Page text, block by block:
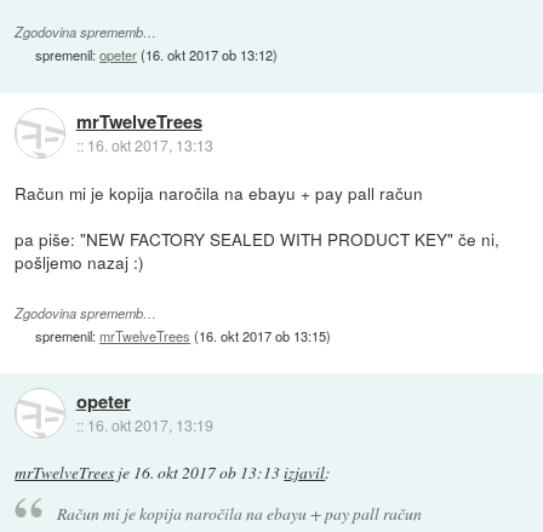
Zgodovina sprememb…
spremenil:opeter(16. okt 2017 ob 13:12)
mrTwelveTrees
:: 16. okt 2017, 13:13
Račun mi je kopija naročila na ebayu + pay pall račun
pa piše: "NEW FACTORY SEALED WITH PRODUCT KEY" če ni,
pošljemo nazaj :)
Zgodovina sprememb…
spremenil:mrTwelveTrees (16. okt 2017 ob 13:15)
opeter
:: 16. okt 2017, 13:19
mrTwelveTrees je 16. okt 2017 ob 13:13izjavil:
Račun mi je kopija naročila na ebayu + pay pall račun